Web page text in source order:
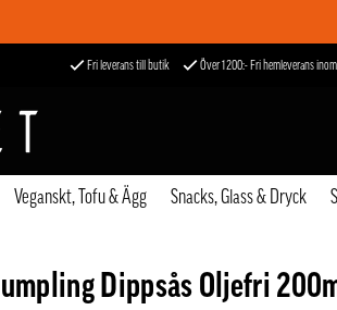
Fri leverans till butik Över 1200:- Fri hemleverans
Veganskt, Tofu & Ägg Snacks, Glass & Dryck
Dippsås Oljefri